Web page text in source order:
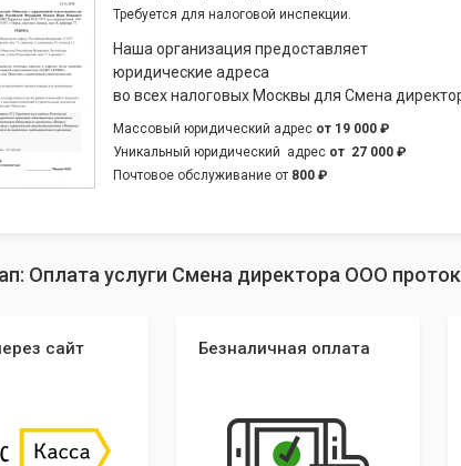
Требуется для налоговой инспекции.
Наша организация предоставляет
юридические адреса
во всех налоговых Москвы для Смена
Массовый юридический адрес от 19 000 ₽
Уникальный юридический адрес от 27 000 ₽
Почтовое обслуживание от 800 ₽
Оплата услуги Смена директора ООО
сайт Безналичная оплата